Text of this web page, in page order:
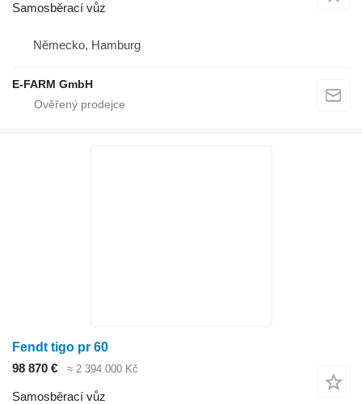
Samosběrací vůz
Německo, Hamburg
E-FARM GmbH
Fendt tigo pr 60
98 870 €
≈ 2 394 000 Kč
Samosběrací vůz